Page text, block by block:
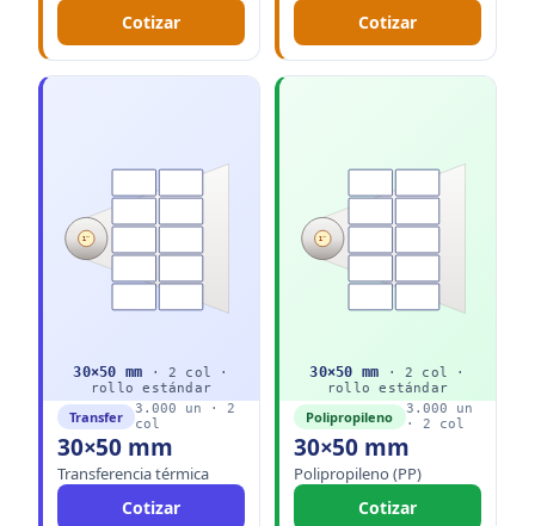
Cotizar Cotizar
1"
30×50 mm · 2 col ·
rolloestándar
Transfer 3.000 un ·2
col
30×50 mm
Transferencia térmica
Cotizar
1"
30×50 mm · 2 col ·
rolloestándar
Polipropileno 3.000 un
· 2 col
30×50 mm
Polipropileno (PP)
Cotizar